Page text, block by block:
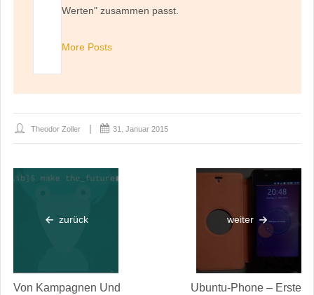
Werten" zusammen passt.
More Posts
Theodor Zoller 31. Januar 2015
zurück
Von Kampagnen Und
weiter
Ubuntu-Phone – Erste